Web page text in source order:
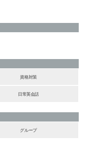
資格対策
日常英会話
グループ